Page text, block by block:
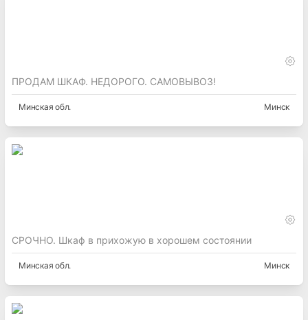
ПРОДАМ ШКАФ. НЕДОРОГО. САМОВЫВОЗ!
Минская обл. Минск
СРОЧНО. Шкаф в прихожую в хорошем состоянии
Минская обл. Минск